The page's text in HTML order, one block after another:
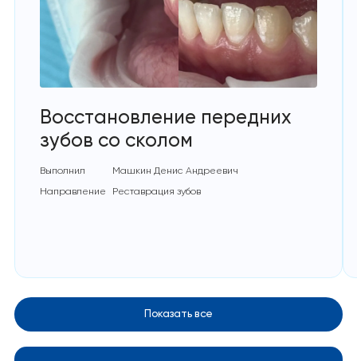
Восстановление передних
зубов со сколом
Выполнил Машкин Денис Андреевич
Направление Реставрация зубов
Показать все